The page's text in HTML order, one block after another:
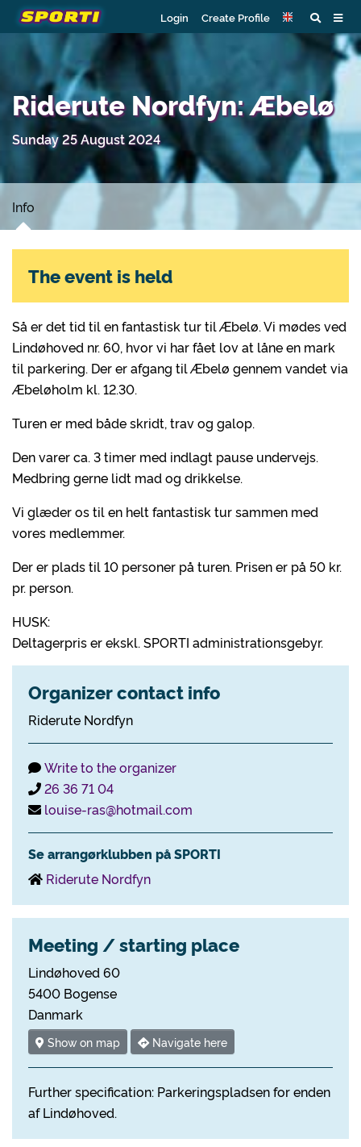
Login Create Profile
Riderute Nordfyn: Æbelø
Sunday 25 August 2024
Info
Så er det tid til en fantastisk tur til Æbelø. Vi mødes ved
Lindøhoved nr. 60, hvor vi har fået lov at låne en mark
til parkering. Der er afgang til Æbelø gennem vandet via
Æbeløholm kl. 12.30.
Turen er med både skridt, trav og galop.
Den varer ca. 3 timer med indlagt pause undervejs.
Medbring gerne lidt mad og drikkelse.
Vi glæder os til en helt fantastisk tur sammen med
vores medlemmer.
Der er plads til 10 personer på turen. Prisen er på 50 kr.
pr. person.
HUSK:
Deltagerpris er ekskl. SPORTI administrationsgebyr.
Organizer contact info
Riderute Nordfyn
Write to the organizer
26 36 71 04
louise-ras@hotmail.com
Se arrangørklubben på SPORTI
Riderute Nordfyn
Meeting / starting place
Lindøhoved 60
5400 Bogense
Danmark
Show on map Navigate here
Further specification: Parkeringspladsen for enden
af Lindøhoved.
The event is held